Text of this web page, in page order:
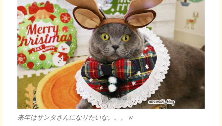
来年はサンタさんになりたいな。。。ｗ